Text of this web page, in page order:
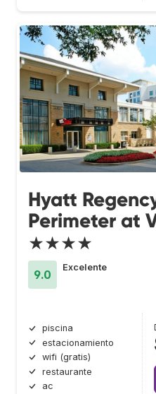
Hyatt
Perimeter at
★★★★
9.0
Excelente
piscina
estacionamiento
wifi (gratis)
restaurante
ac